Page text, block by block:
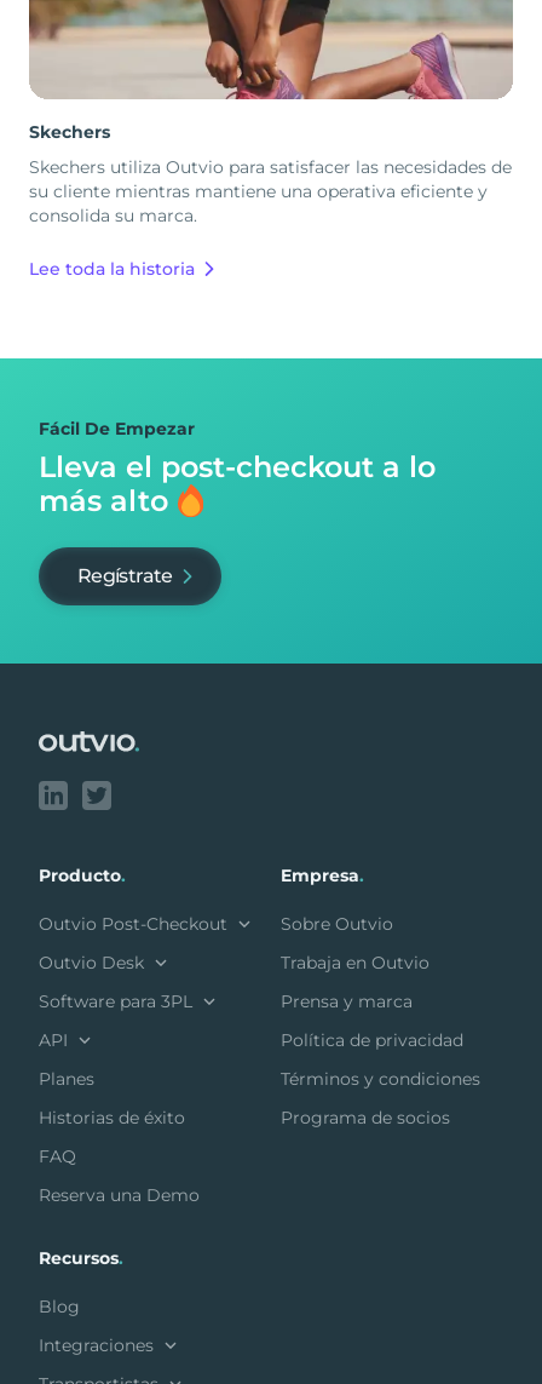
Skechers
Skechers utiliza Outvio para satisfacer las necesidades de
su cliente mientras mantiene una operativa eficiente y
consolida su marca.
Lee toda la historia
Fácil De Empezar
Lleva el post-checkout a lo
más alto
Regístrate
Producto.
Outvio Post-Checkout
Outvio Desk
Software para 3PL
API
Planes
Historias de éxito
FAQ
Reserva una Demo
Empresa.
Sobre Outvio
Trabaja en Outvio
Prensa y marca
Política de privacidad
Términos y condiciones
Programa de socios
Recursos.
Blog
Integraciones